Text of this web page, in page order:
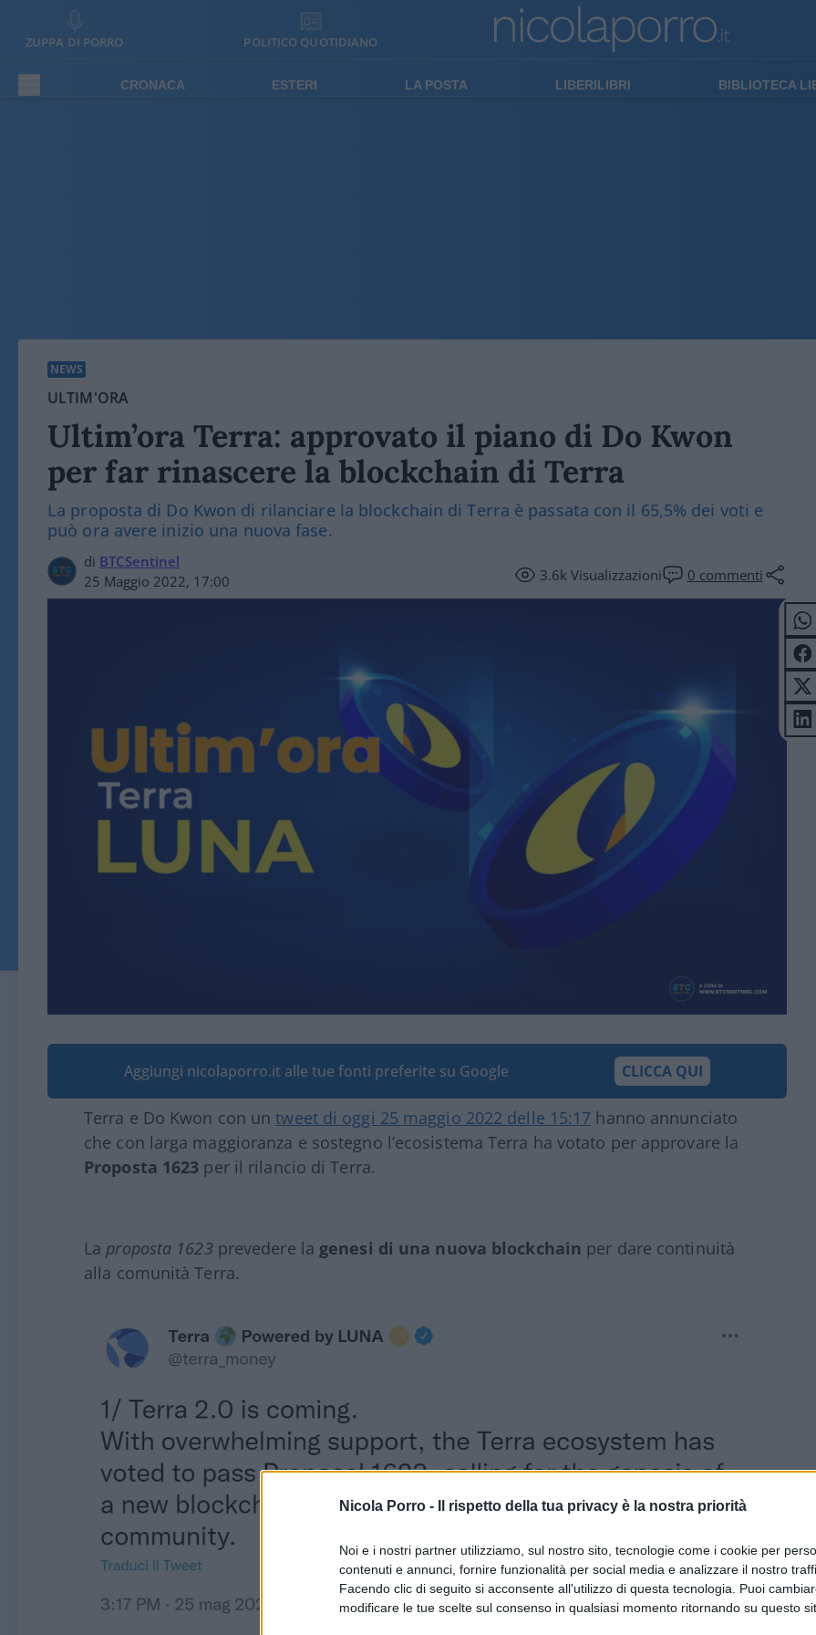
Nicola Porro - Il rispetto della tua privacy è la nostra priorità
Noi e i nostri partner utilizziamo, sul nostro sito, tecnologie come i cookie per
contenuti e annunci, fornire funzionalità per social media e analizzare il nostro
Facendo clic di seguito si acconsente all'utilizzo di questa tecnologia. Puoi
modificare le tue scelte sul consenso in qualsiasi momento ritornando su questo
ZUPPA DI PORRO POLITICO QUOTIDIANO
CRONACA ESTERI LA POSTA LIBERILIBRI BIBLIOTECA
NEWS
ULTIM'ORA
Ultim’ora Terra: approvato il piano di Do Kwon
per far rinascere la blockchain di Terra
La proposta di Do Kwon di rilanciare la blockchain di Terra è passata con il 65,5% dei voti e
può ora avere inizio una nuova fase.
di BTCSentinel
25 Maggio 2022, 17:00
3.6kVisualizzazioni 0 commenti
Aggiungi nicolaporro.it alle tue fonti preferite su Google CLICCA QUI
Terra e Do Kwon con untweet di oggi 25 maggio 2022 delle 15:17 hanno annunciato
che con larga maggioranza e sostegno l’ecosistema Terra ha votato per approvare la
Proposta 1623 per il rilancio di Terra.
La proposta 1623 prevedere la genesi di una nuova blockchain per dare continuità
alla comunità Terra.